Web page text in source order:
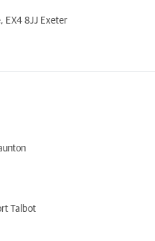
EX4 8JJ Exeter
Talbot